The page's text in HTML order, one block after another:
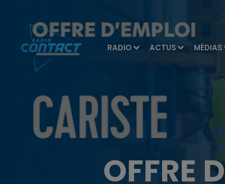
RADIO ACTUS MÉDIAS
OFFRE